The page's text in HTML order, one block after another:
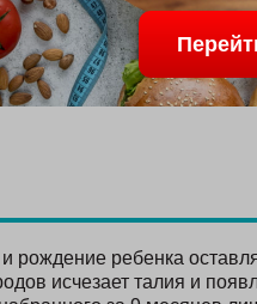
рождение ребенка
исчезает талия и